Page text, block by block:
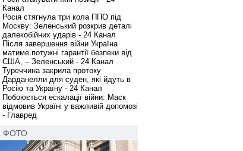
Канал
Росія стягнула три кола ППО під
Москву: Зеленський розкрив деталі
далекобійних ударів - 24 Канал
Після завершення війни Україна
матиме потужні гарантії безпеки від
США, – Зеленський - 24 Канал
Туреччина закрила протоку
Дарданелли для суден, які йдуть в
Росію та Україну - 24 Канал
Побоюється ескалації війни: Маск
відмовив Україні у важливій допомозі
- Главред
ФОТО